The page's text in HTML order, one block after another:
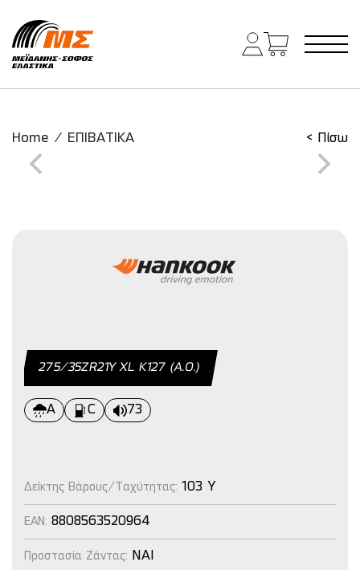
Main Navigation
Home / ΕΠΙΒΑΤΙΚΑ < Πίσω
275/35ΖR21Υ ΧL Κ127 (Α.Ο.)
A C 73
Δείκτης Βάρους/Ταχύτητας: 103 Y
EAN: 8808563520964
Προστασία Ζάντας: NAI